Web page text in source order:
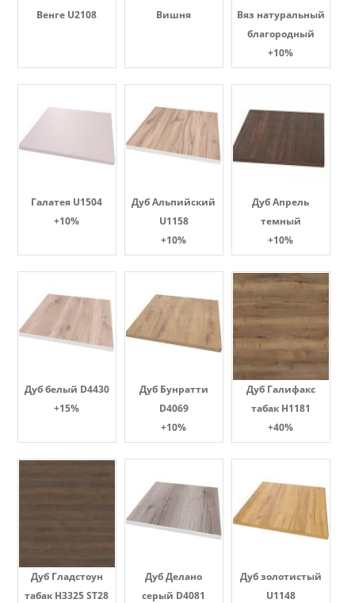
Венге U2108 Вишня
Вяз натуральный
благородный
+10%
Галатея U1504
+10%
Дуб Альпийский
U1158
+10%
Дуб Апрель
темный
+10%
Дуб белый D4430
+15%
Дуб Бунратти
D4069
+10%
Дуб Галифакс
табак Н1181
+40%
Дуб Гладстоун
табак H3325 ST28
Дуб Делано
серый D4081
Дуб золотистый
U1148